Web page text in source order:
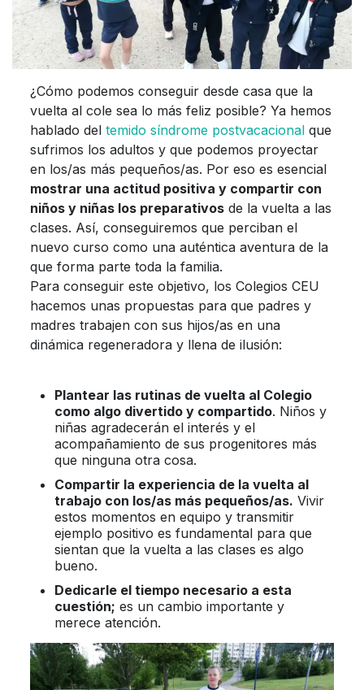
¿Cómo podemos conseguir desde casa que la
vuelta al cole sea lo más feliz posible? Ya hemos
hablado del temido síndrome postvacacionalque
sufrimos los adultos y que podemos proyectar
en los/as más pequeños/as. Por eso es esencial
mostrar una actitud positiva y compartir con
niños y niñas los preparativosde la vuelta a las
clases. Así, conseguiremos que perciban el
nuevo curso como una auténtica aventura de la
que forma parte toda la familia.
Para conseguir este objetivo, los Colegios CEU
hacemos unas propuestas para que padres y
madres trabajen con sus hijos/as en una
dinámica regeneradora y llena de ilusión:
Plantear las rutinas de vuelta al Colegio
como algo divertido y compartido. Niños y
niñas agradecerán el interés y el
acompañamiento de sus progenitores más
que ninguna otra cosa.
Compartir la experiencia de la vuelta al
trabajo con los/as más pequeños/as. Vivir
estos momentos en equipo y transmitir
ejemplo positivo es fundamental para que
sientan que la vuelta a las clases es algo
bueno.
Dedicarle el tiempo necesario a esta
cuestión; es un cambio importante y
merece atención.